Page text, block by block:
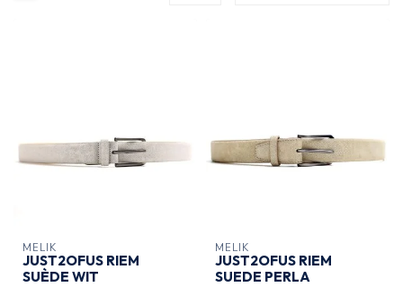
MELIK
JUST2OFUS RIEM
SUÈDE WIT
MELIK
JUST2OFUS RIEM
SUEDE PERLA